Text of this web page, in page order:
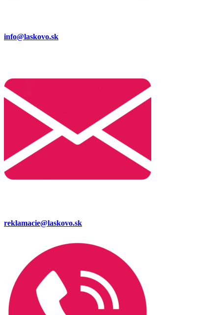
info@laskovo.sk
reklamacie@laskovo.sk